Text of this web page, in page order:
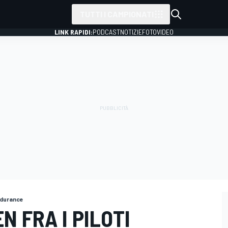
LINK RAPIDI:PODCASTNOTIZIEFOTOVIDEO
FRA I PILOTI